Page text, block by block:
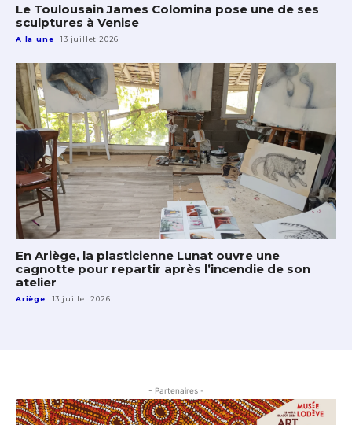
Le Toulousain James Colomina pose une de ses
sculptures à Venise
A la une 13 juillet 2026
En Ariège, la plasticienne Lunat ouvre une
cagnotte pour repartir après l’incendie de son
atelier
Ariège 13 juillet 2026
- Partenaires -